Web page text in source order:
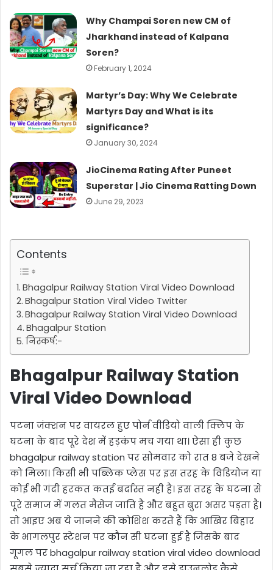
Why Champai Soren new CM of
Jharkhand instead of Kalpana
Soren?
February 1, 2024
Martyr’s Day: Why We Celebrate
Martyrs Day and What is its
significance?
January 30, 2024
JioCinema Rating After Puneet
Superstar | Jio Cinema Ratting Down
June 29, 2023
Contents
Bhagalpur Railway Station Viral Video Download
Bhagalpur Station Viral Video Twitter
Bhagalpur Railway Station Viral Video Download
Bhagalpur Station
निस्कर्ष:-
Bhagalpur Railway Station
Viral Video Download
पटना जंक्शन पर वायरल हुए पोर्न वीडियो वाली क्लिप के
घटना के बाद पूरे देश में हड़कंप मच गया था। ऐसा ही कुछ
bhagalpur railway station पर सोमवार को रात 8 बजे देखने
को मिला। किसी भी पब्लिक प्लेस पर इस तरह के विडियोज या
कोई भी गंदी हरकत कतई बर्दास्त नही है। इस तरह के घटना से
पूरे समाज में गलत मैसेज जाति है और बहुत बुरा असर पड़ता है।
तो आइए अब ये जानने की कोशिश करते हैं कि आखिर बिहार
के भागलपुर स्टेशन पर कौन सी घटना हुई है जिसके बाद
गूगल पर bhagalpur railway station viral video download